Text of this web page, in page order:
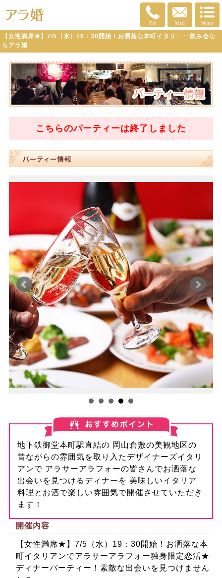
【女性満席★】7/5（水）19：30開始！お洒落な本町イタリ････飲み会な
らアラ婚
こちらのパーティーは終了 しました
地下鉄御堂本町駅直結の 岡山倉敷の美観地区の
昔ながらの雰囲気を取り入たデザイナーズイタリ
アンで アラサーアラフォーの皆さんでお洒落な
出会いを見つけるディナーを 美味しいイタリア
料理とお酒で楽しい雰囲気で開催させていただき
ます！
開催内容
【女性満席★】7/5（水）19：30開始！お洒落な本
町イタリアンでアラサーアラフォー独身限定恋活★
ディナーパーティー！素敵な出会いを見つけません